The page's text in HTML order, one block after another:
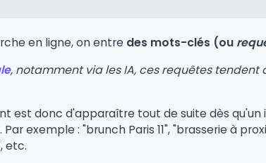
en ligne, on entre des mots-clés (ou
, notamment via les IA, ces requêtes tendent
est donc d'apparaître tout de suite dès
exemple : "brunch Paris 11", "brasserie à
etc.